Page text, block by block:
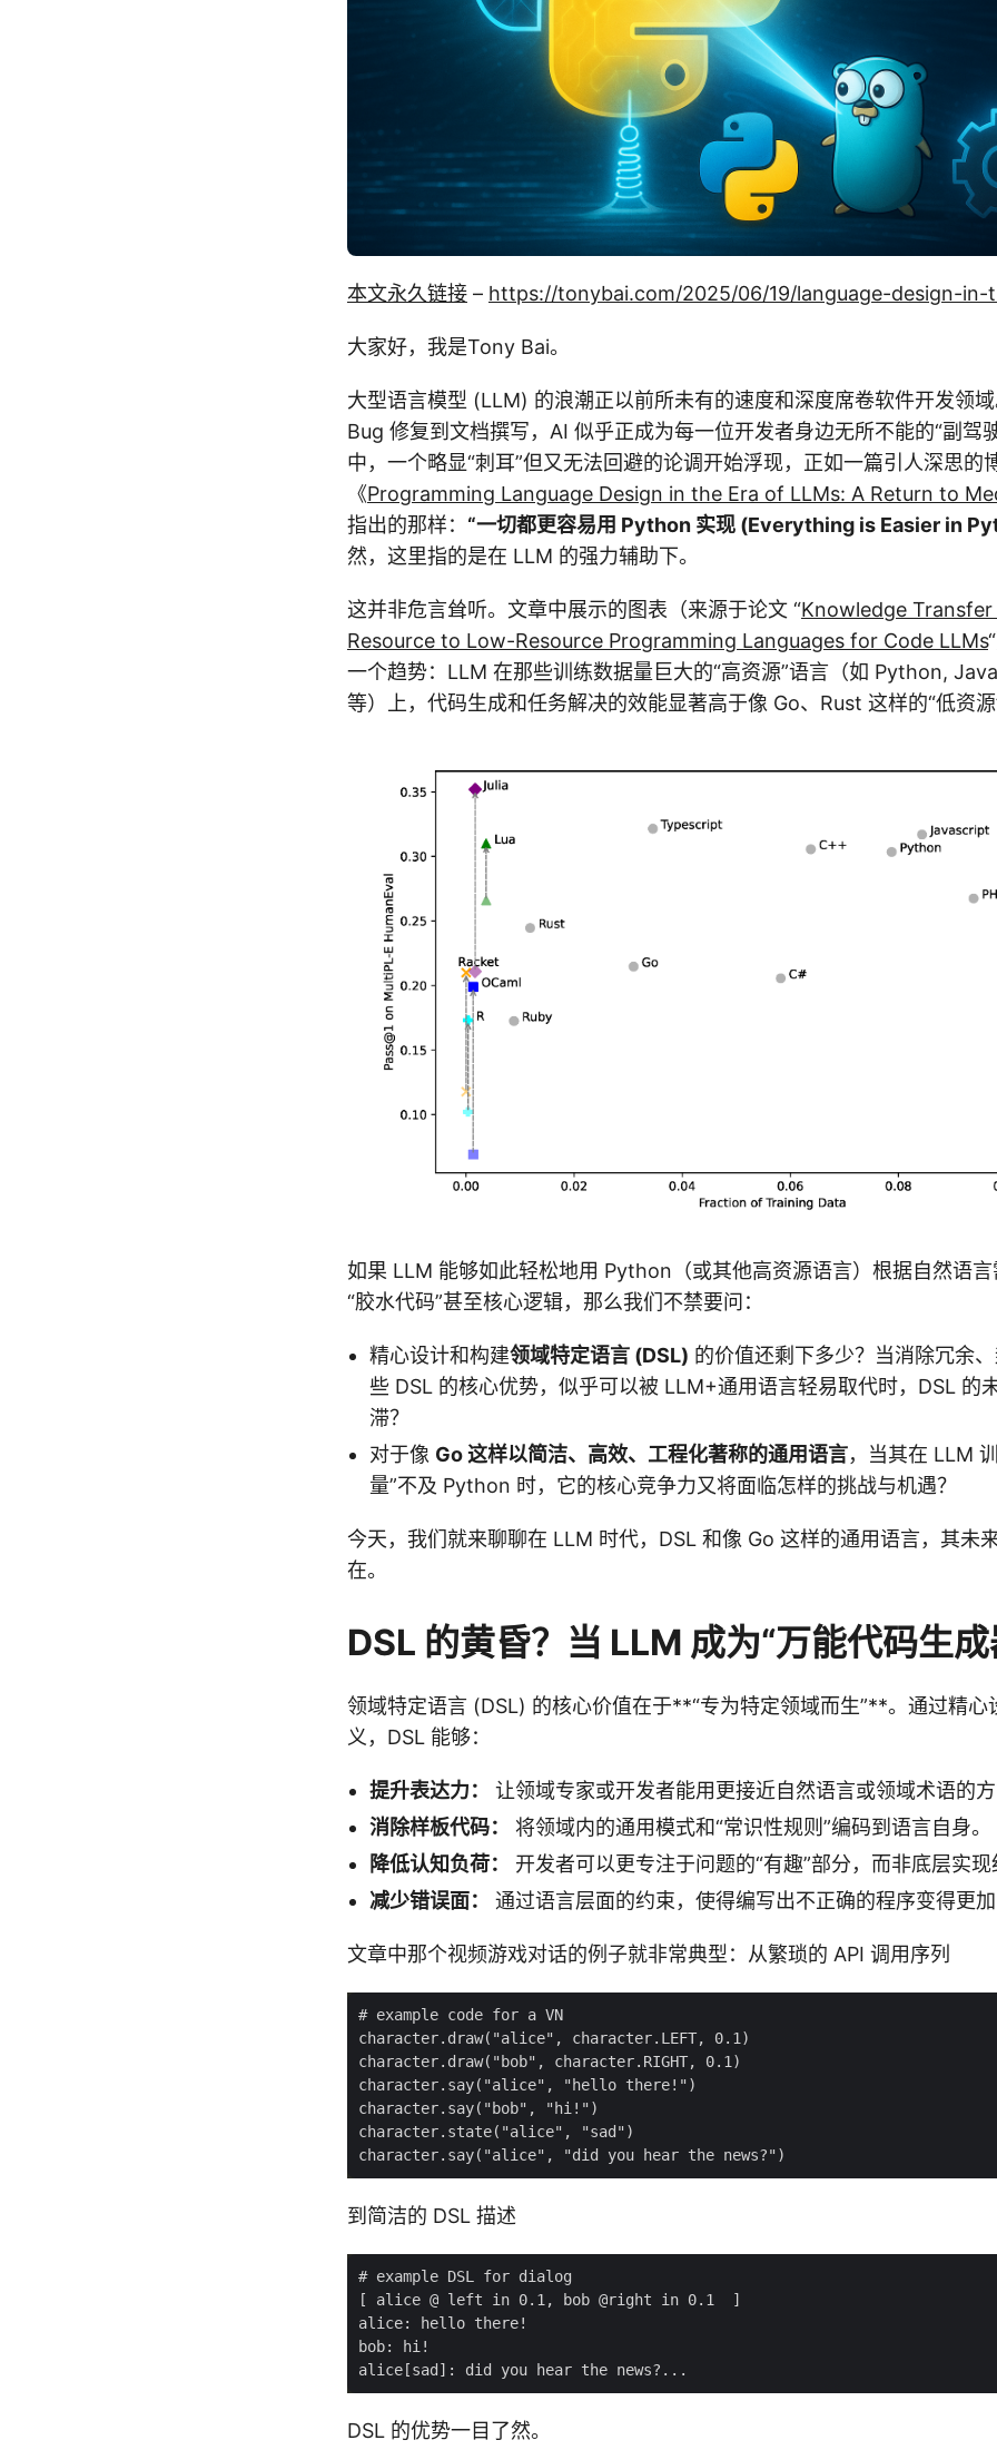
本文永久链接 – https://tonybai.com/2025/06/19/language-design-
大家好，我是Tony Bai。
大型语言模型 (LLM) 的浪潮正以前所未有的速度和深度席卷软件开发领
Bug 修复到文档撰写，AI 似乎正成为每一位开发者身边无所不能的“副驾
中，一个略显“刺耳”但又无法回避的论调开始浮现，正如一篇引人深思的
《Programming Language Design in the Era of LLMs: A Return to
指出的那样： “一切都更容易用 Python 实现 (Everything is Easier in
然，这里指的是在 LLM 的强力辅助下。
这并非危言耸听。文章中展示的图表（来源于论文 “Knowledge
Resource to Low-Resource Programming Languages for Code LLMs
一个趋势：LLM 在那些训练数据量巨大的“高资源”语言（如 Python,
等）上，代码生成和任务解决的效能显著高于像 Go、Rust 这样的“低资
如果 LLM 能够如此轻松地用 Python（或其他高资源语言）根据自然语
“胶水代码”甚至核心逻辑，那么我们不禁要问：
精心设计和构建领域特定语言 (DSL) 的价值还剩下多少？当消除冗余
些 DSL 的核心优势，似乎可以被 LLM+通用语言轻易取代时，DSL 的
滞？
对于像 Go 这样以简洁、高效、工程化著称的通用语言，当其在 LLM
量”不及 Python 时，它的核心竞争力又将面临怎样的挑战与机遇？
今天，我们就来聊聊在 LLM 时代，DSL 和像 Go 这样的通用语言，其未
在。
DSL 的黄昏？当 LLM 成为“万能代码生成
领域特定语言 (DSL) 的核心价值在于**“专为特定领域而生”**。通过精心
义，DSL 能够：
提升表达力：
让领域专家或开发者能用更接近自然语言或领域术语的
消除样板代码：
将领域内的通用模式和“常识性规则”编码到语言自身。
降低认知负荷：
开发者可以更专注于问题的“有趣”部分，而非底层实
减少错误面：
通过语言层面的约束，使得编写出不正确的程序变得更
文章中那个视频游戏对话的例子就非常典型：从繁琐的 API 调用序列
到简洁的 DSL 描述
DSL 的优势一目了然。